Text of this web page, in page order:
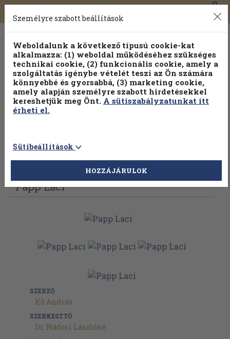
Toggle
navigation
0
Vissza az előző oldalra Válasszon példányt
Papp Laci
SZERZŐ
Kő András
SZERKESZTŐ
Dr. Nádori Lászlóné
Személyre szabott beállítások
Weboldalunk a következő típusú cookie-kat
alkalmazza: (1) weboldal működéséhez szükséges
technikai cookie, (2) funkcionális cookie, amely a
szolgáltatás igénybe vételét teszi az Ön számára
könnyebbé és gyorsabbá, (3) marketing cookie,
amely alapján személyre szabott hirdetésekkel
kereshetjük meg Önt. A sütiszabályzatunkat itt
érheti el.
Sütibeállítások
HOZZÁJÁRULOK